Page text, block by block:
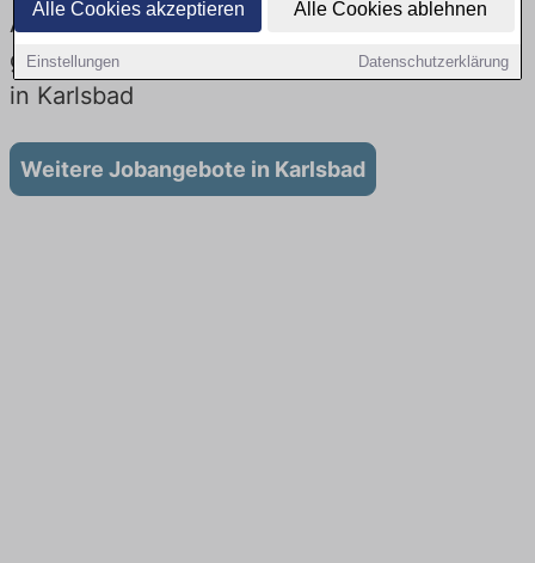
Alle Cookies akzeptieren Alle Cookies ablehnen
Einstellungen Datenschutzerklärung
Ausbildung in Karlsbad bei der Bahn: Aktuell
gibt es keine Stellenangebote für Ausbildung
in Karlsbad
Weitere Jobangebote in Karlsbad